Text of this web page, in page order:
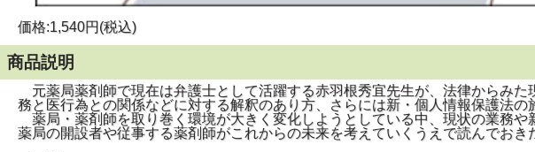
価格:1,540円(税込)
商品説明
元薬局薬剤師で現在は弁護士として活躍する赤羽根秀宜先生が、法律からみ
務と医行為との関係などに対する解釈のあり方、さらには新・個人情報保護法
薬局・薬剤師を取り巻く環境が大きく変化しようとしている中、現状の業務
薬局の開設者や従事する薬剤師がこれからの未来を考えていくうえで読んでおき